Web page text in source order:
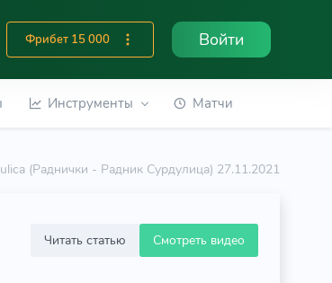
Фрибет 15 000 Войти
Инструменты Матчи
(Раднички - Радник Сурдулица) 27.11.2021
Читать статью Смотреть видео